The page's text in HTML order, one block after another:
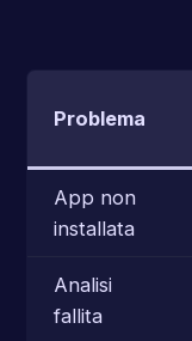
Problema
App non
installata
Analisi
fallita